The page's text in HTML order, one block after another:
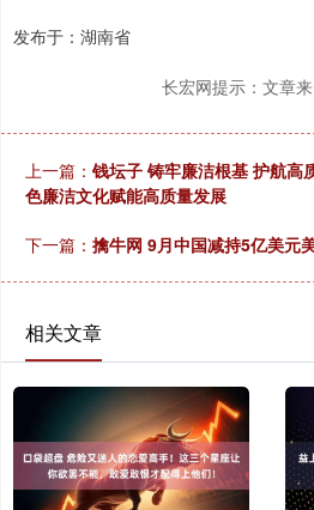
发布于：湖南省
长宏网提示：文章
上一篇： 钱坛子 铸牢廉洁根基 护航
色廉洁文化赋能高质量发展
下一篇： 擒牛网 9月中国减持5亿美元
相关文章